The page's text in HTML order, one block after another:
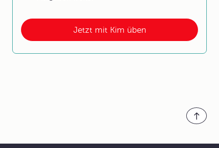
Jetzt mit Kim üben